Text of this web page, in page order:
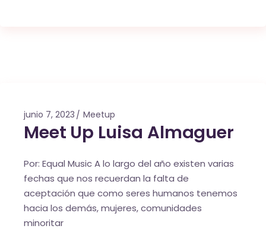
junio 7, 2023 Meetup
Meet Up Luisa Almaguer
Por: Equal Music A lo largo del año existen varias
fechas que nos recuerdan la falta de
aceptación que como seres humanos tenemos
hacia los demás, mujeres, comunidades
minoritar